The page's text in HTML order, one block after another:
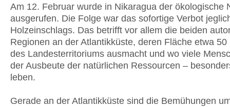
Am 12. Februar wurde in Nikaragua der ökologische
ausgerufen. Die Folge war das sofortige Verbot
Holzeinschlags. Das betrifft vor allem die beiden
Regionen an der Atlantikküste, deren Fläche etwa 50
des Landesterritoriums ausmacht und wo viele
der Ausbeute der natürlichen Ressourcen –
leben.
Gerade an der Atlantikküste sind die Bemühungen